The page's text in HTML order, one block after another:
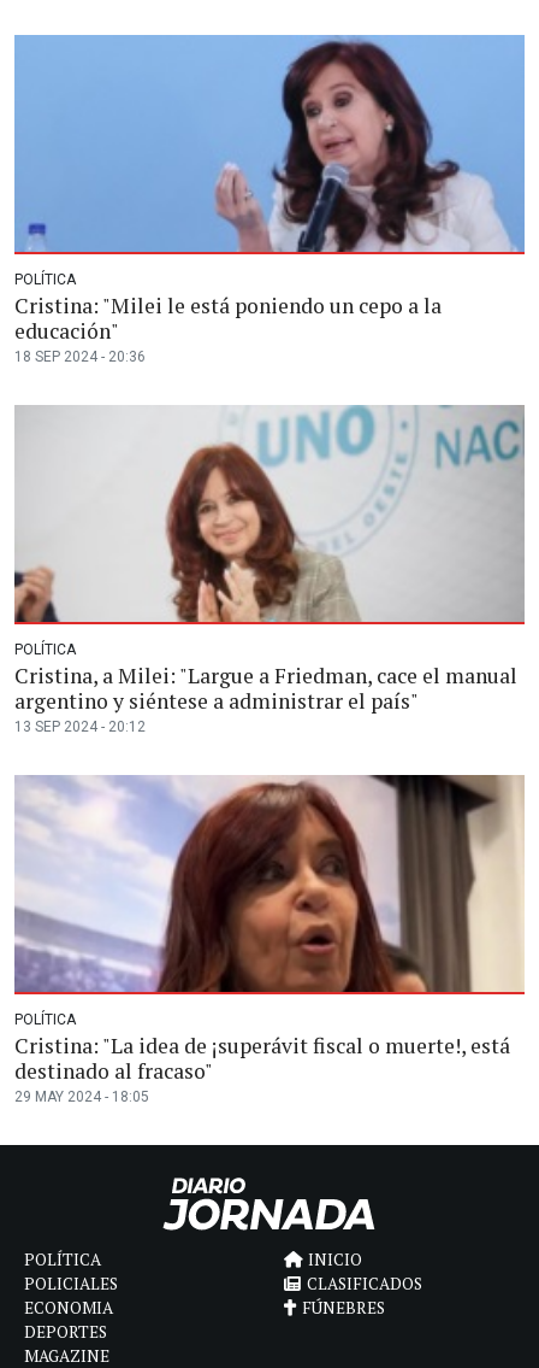
POLÍTICA
Cristina: "Milei le está poniendo un cepo a la
educación"
18 SEP 2024 - 20:36
POLÍTICA
Cristina, a Milei: "Largue a Friedman, cace el manual
argentino y siéntese a administrar el país"
13 SEP 2024 - 20:12
POLÍTICA
Cristina: "La idea de ¡superávit fiscal o muerte!, está
destinado al fracaso"
29 MAY 2024 - 18:05
POLÍTICA
POLICIALES
ECONOMIA
DEPORTES
MAGAZINE
INICIO
CLASIFICADOS
FÚNEBRES